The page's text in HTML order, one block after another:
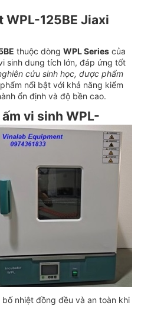
WPL-125BE Jiaxi
thuộc dòng WPL Series của
sinh dung tích lớn, đáp ứng tốt
cứu sinh học, dược phẩm
nổi bật với khả năng kiểm
ổn định và độ bền cao.
vi sinh WPL-
nhiệt đồng đều và an toàn khi